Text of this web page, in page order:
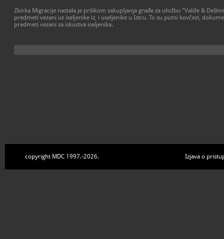
Zbirka Migracije nastala je prilikom sakupljanja građe za izložbu "Valiže &
predmeti vezani uz iseljenike iz, i useljenike u Istru. To su putni kovčezi,
predmeti vezani za iskustva iseljenika.
copyright MDC 1997.-2026. Izjava o